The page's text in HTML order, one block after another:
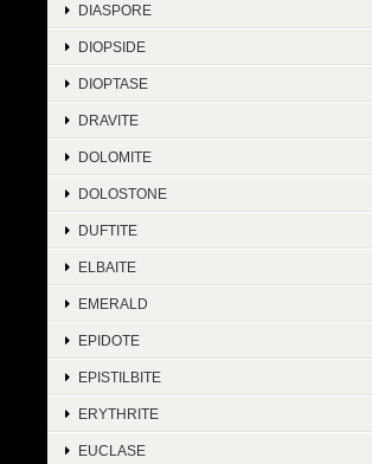
DIASPORE
DIOPSIDE
DIOPTASE
DRAVITE
DOLOMITE
DOLOSTONE
DUFTITE
ELBAITE
EMERALD
EPIDOTE
EPISTILBITE
ERYTHRITE
EUCLASE